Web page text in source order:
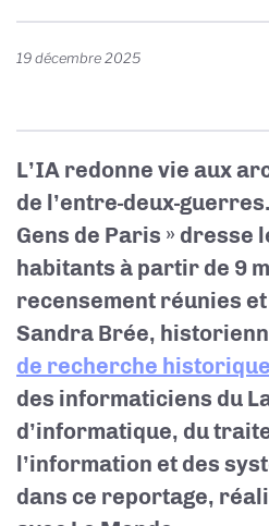
19 décembre 2025
L’IA redonne vie aux
de l’entre-deux-
Gens de Paris » dresse
habitants à partir de 9
recensement réunies
Sandra Brée,
de recherche
des informaticiens du
d’informatique, du
l’information et des
dans ce reportage,